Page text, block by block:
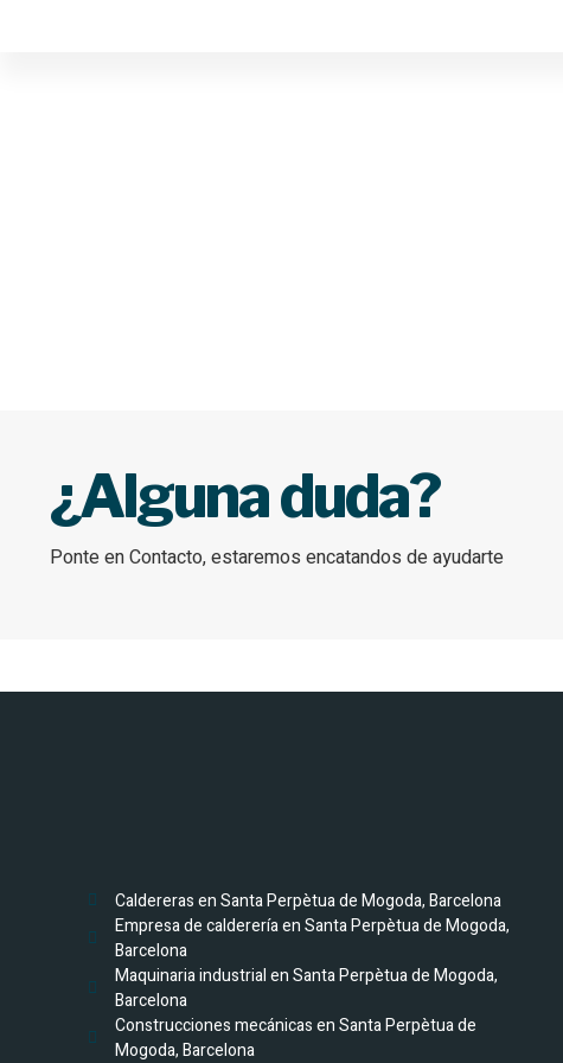
¿Alguna duda?
Ponte en Contacto, estaremos encatandos de ayudarte
Caldereras en Santa Perpètua de Mogoda, Barcelona
Empresa de calderería en Santa Perpètua de Mogoda,
Barcelona
Maquinaria industrial en Santa Perpètua de Mogoda,
Barcelona
Construcciones mecánicas en Santa Perpètua de
Mogoda, Barcelona